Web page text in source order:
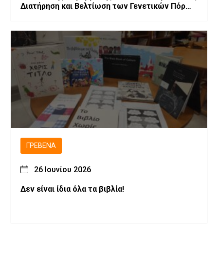
Διατήρηση και Βελτίωση των Γενετικών Πόρων
ΓΡΕΒΕΝΆ
26 Ιουνίου 2026
Δεν είναι ίδια όλα τα βιβλία!